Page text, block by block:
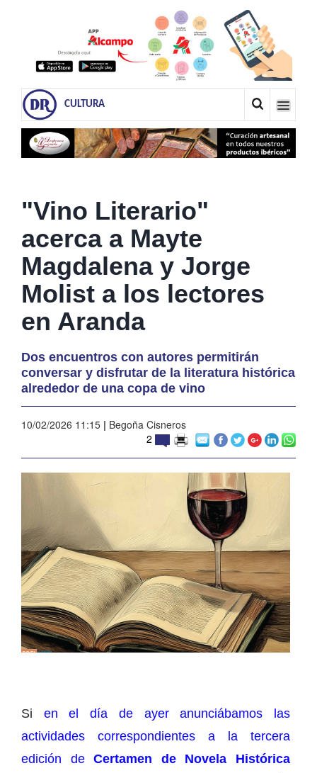
CULTURA
"Vino Literario"
acerca a Mayte
Magdalena y Jorge
Molist a los lectores
en Aranda
Dos encuentros con autores permitirán
conversar y disfrutar de la literatura histórica
alrededor de una copa de vino
10/02/2026 11:15 | Begoña Cisneros
2
Si en el día de ayer anunciábamos las
actividades correspondientes a la tercera
edición deCertamen de Novela Histórica